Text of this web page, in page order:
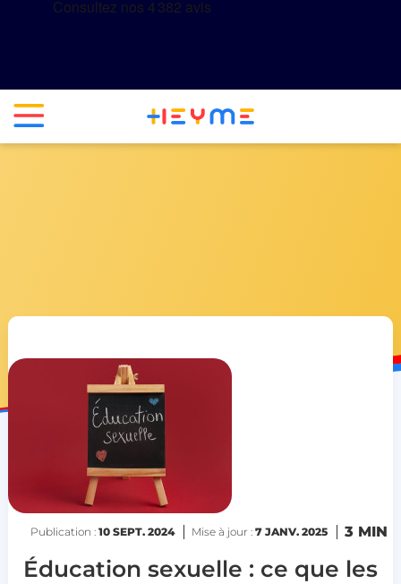
Publication : 10 SEPT. 2024 Mise à jour : 7 JANV. 2025 3 MIN
Éducation sexuelle : ce que les